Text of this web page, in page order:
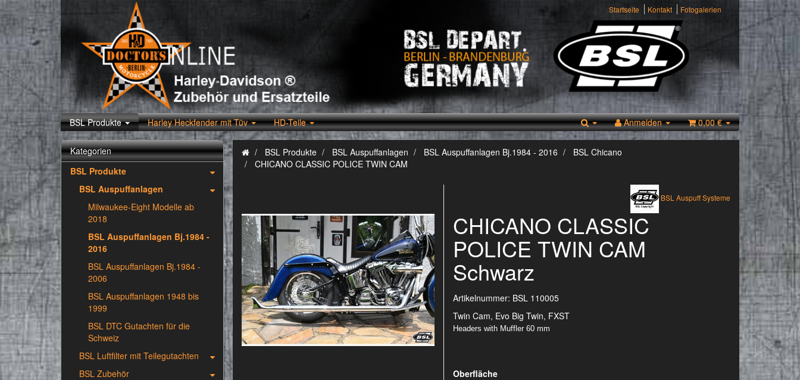
Startseite Kontakt Fotogalerien
BSL Produkte Harley Heckfender mit Tüv HD-Teile Anmelden 0,00 €
BSL Produkte BSL Auspuffanlagen BSL Auspuffanlagen Bj.1984 - 2016
BSL Chicano
CHICANO CLASSIC POLICE TWIN CAM
BSL Auspuff Systeme
CHICANO CLASSIC
POLICE TWIN CAM
Schwarz
Artikelnummer: BSL 110005
Twin Cam, Evo Big Twin, FXST
Headers with Muffler 60 mm
Oberfläche
Kategorien
BSL Produkte
BSL Auspuffanlagen
Milwaukee-Eight Modelle ab
2018
BSL Auspuffanlagen Bj.1984 -
2016
BSL Auspuffanlagen Bj.1984 -
2006
BSL Auspuffanlagen 1948 bis
1999
BSL DTC Gutachten für die
Schweiz
BSL Luftfilter mit Teilegutachten
BSL Zubehör